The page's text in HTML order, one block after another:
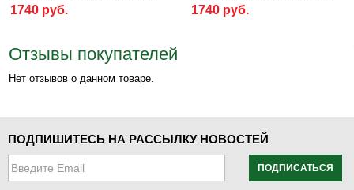
1740 руб.
1740 руб.
Отзывы покупателей
Нет отзывов о данном товаре.
ПОДПИШИТЕСЬ НА РАССЫЛКУ НОВОСТЕЙ
ПОДПИСАТЬСЯ